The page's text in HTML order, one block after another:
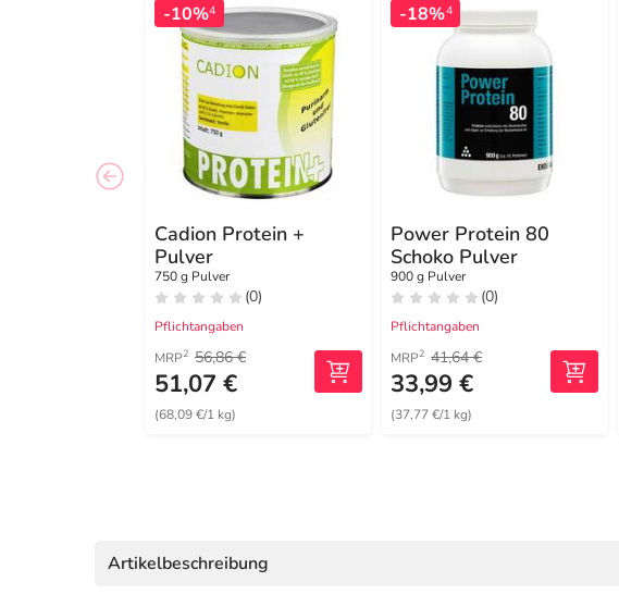
-10%4
Cadion Protein +
Pulver
750 g Pulver
(0)
Pflichtangaben
MRP2 56,86 €
51,07 €
(68,09 €/1 kg)
-18%4
Power Protein 80
Schoko Pulver
900 g Pulver
(0)
Pflichtangaben
MRP2 41,64 €
33,99 €
(37,77 €/1 kg)
Artikelbeschreibung